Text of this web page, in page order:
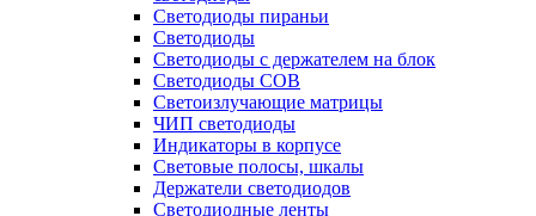
Светодиоды пираньи
Светодиоды
Светодиоды с держателем на блок
Светодиоды COB
Светоизлучающие матрицы
ЧИП светодиоды
Индикаторы в корпусе
Световые полосы, шкалы
Держатели светодиодов
Светодиодные ленты